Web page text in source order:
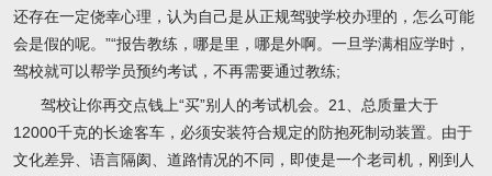
还存在一定侥幸心理，认为自己是从正规驾驶学校办理的，怎么可能
会是假的呢。”“报告教练，哪是里，哪是外啊。一旦学满相应学时，
驾校就可以帮学员预约考试，不再需要通过教练;
驾校让你再交点钱上“买”别人的考试机会。21、总质量大于
12000千克的长途客车，必须安装符合规定的防抱死制动装置。由于
文化差异、语言隔阂、道路情况的不同，即使是一个老司机，刚到人